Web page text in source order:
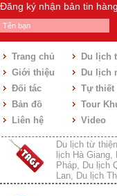
Đăng ký nhận bản tin
Trang chủ
Giới thiệu
Đối tác
Bản đồ
Liên hệ
Du lịch
Du lịch
Tự thiết
Tour
Video
Du lịch từ thiện
lịch Hà Giang,
Pháp, Du lịch
Lan, Du lịch